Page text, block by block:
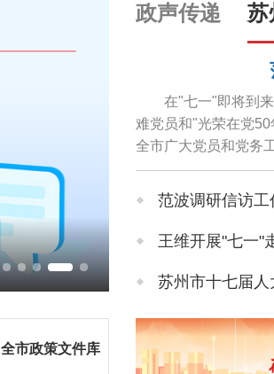
政声传递 苏
在"七一"即将到
难党员和"光荣在党
全市广大党员和党务
颐之年仍关心苏州各
范波调研信访
王维开展"七一"
苏州市十七届人
苏州市人大常
苏州市政协领
全市政策文件库